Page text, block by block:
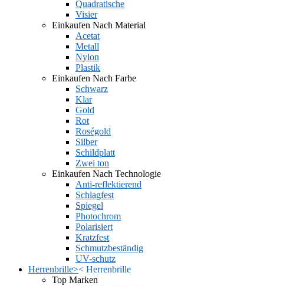
Quadratische
Visier
Einkaufen Nach Material
Acetat
Metall
Nylon
Plastik
Einkaufen Nach Farbe
Schwarz
Klar
Gold
Rot
Roségold
Silber
Schildplatt
Zwei ton
Einkaufen Nach Technologie
Anti-reflektierend
Schlagfest
Spiegel
Photochrom
Polarisiert
Kratzfest
Schmutzbeständig
UV-schutz
Herrenbrille>< Herrenbrille
Top Marken